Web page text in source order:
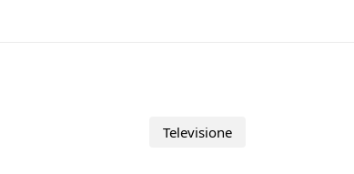
Televisione